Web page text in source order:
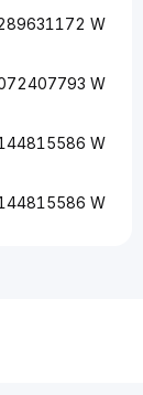
W
W
W
W